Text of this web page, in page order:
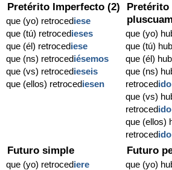
Pretérito Imperfecto (2)
que (yo) retrocediese
que (tú) retrocedieses
que (él) retrocediese
que (ns) retrocediésemos
que (vs) retrocedieseis
que (ellos) retrocediesen
Pretérito
que (yo)
que (tú)
que (él)
que (ns)
retrocedido
que (vs)
retrocedido
que (ellos)
retrocedido
Futuro simple
que (yo) retrocediere
Futuro
que (yo)